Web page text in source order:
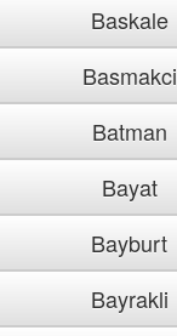
Baskale
Basmakci
Batman
Bayat
Bayburt
Bayrakli